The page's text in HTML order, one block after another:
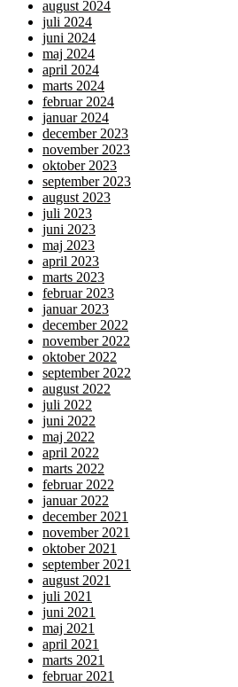
august 2024
juli 2024
juni 2024
maj 2024
april 2024
marts 2024
februar 2024
januar 2024
december 2023
november 2023
oktober 2023
september 2023
august 2023
juli 2023
juni 2023
maj 2023
april 2023
marts 2023
februar 2023
januar 2023
december 2022
november 2022
oktober 2022
september 2022
august 2022
juli 2022
juni 2022
maj 2022
april 2022
marts 2022
februar 2022
januar 2022
december 2021
november 2021
oktober 2021
september 2021
august 2021
juli 2021
juni 2021
maj 2021
april 2021
marts 2021
februar 2021